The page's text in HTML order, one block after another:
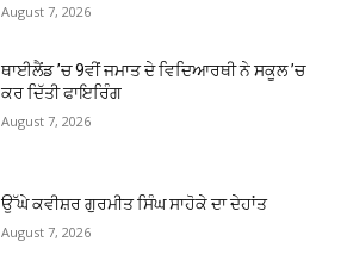
August 7, 2026
ਥਾਈਲੈਂਡ ’ਚ 9ਵੀਂ ਜਮਾਤ ਦੇ ਵਿਦਿਆਰਥੀ ਨੇ ਸਕੂਲ ’ਚ
ਕਰ ਦਿੱਤੀ ਫਾਇਰਿੰਗ
August 7, 2026
ਉੱਘੇ ਕਵੀਸ਼ਰ ਗੁਰਮੀਤ ਸਿੰਘ ਸਾਹੋਕੇ ਦਾ ਦੇਹਾਂਤ
August 7, 2026